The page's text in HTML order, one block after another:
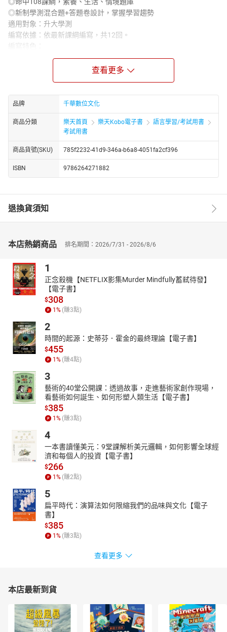
◎新制學測混合題+答題卷設計，掌握學習趨勢
適用對象：升大學測
編寫依據：依最新課綱編寫，共12回。
編寫特色：
1.搜羅多元化題型，內容涵蓋所有考試範圍，並搭配108課綱的素養
精神，題型情境化、生活化，一次擁有超完整演練。
2.題目難易符合學測趨勢，解答淺顯易懂。
4.新制學測的兩大特色，一是「混合題型」，二是「卷卡合一」。
除了傳統的選擇（填）題、非選擇題外，新增以選擇、選填及非選
組成一題組的「混合題型」，也將使用「卷卡合一」的新式答題
卷，可依命題需要於答題卷中適當納入部分試題內容，設計對應的
作答格式，取代過去分開的答案卡與答案卷，藉由多樣化的設計提
5.題題中譯、精解，練習完題目對照詳解快速吸收常考重點，搭配
延伸補充重點單字與文法、剖析文章段落大意，作文附有範文、常
查看更多
品牌 千華數位文化
商品分類 樂天首頁 樂天Kobo電子書
語言學習/考試用書
考試用書
商品貨號(SKU) 785f2232-41d9-346a-b6a8-4051fa2cf396
ISBN 9786264271882
退換貨須知
本店熱銷商品 排名期間：2026/7/31 - 2026/8/6
1
正念殺機【NETFLIX影集Murder Mindfully蓄弒待發】
【電子書】
$308
1 % (賺3點)
2
時間的起源：史蒂芬．霍金的最終理論【電子書】
$455
1 % (賺4點)
3
藝術的40堂公開課：透過故事，走進藝術家創作現場，
看藝術如何誕生、如何形塑人類生活【電子書】
$385
1 % (賺3點)
4
一本書讀懂美元：9堂課解析美元邏輯，如何影響全球經
濟和每個人的投資【電子書】
$266
1 % (賺2點)
5
扁平時代：演算法如何限縮我們的品味與文化【電子
書】
$385
1 % (賺3點)
查看更多
本店最新到貨